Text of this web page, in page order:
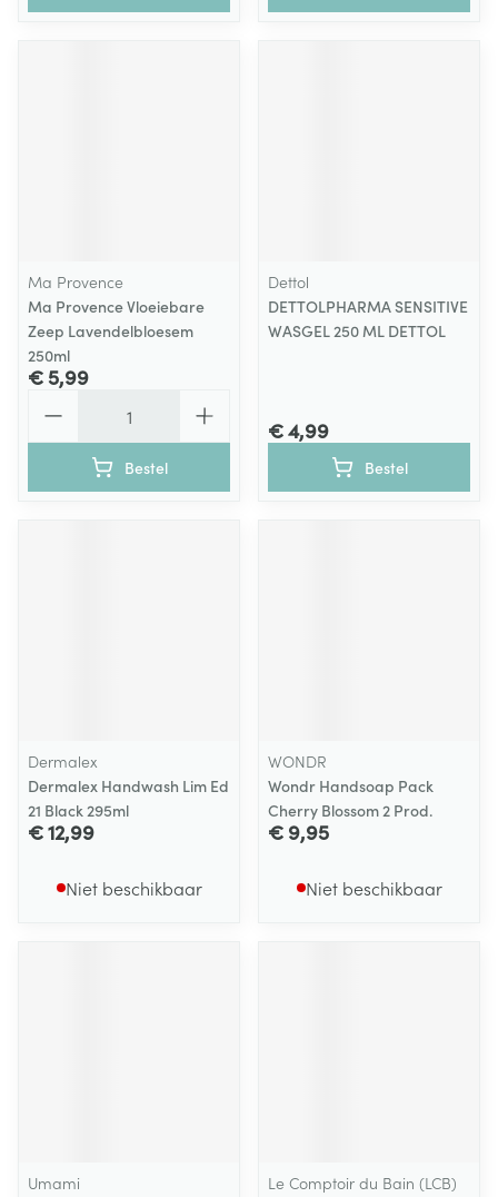
Ma Provence
Ma Provence Vloeiebare
Zeep Lavendelbloesem
250ml
€ 5,99
Bestel
Dettol
DETTOLPHARMA SENSITIVE
WASGEL 250 ML DETTOL
€ 4,99
Bestel
Dermalex
Dermalex Handwash Lim Ed
21 Black 295ml
€ 12,99
Niet beschikbaar
WONDR
Wondr Handsoap Pack
Cherry Blossom 2 Prod.
€ 9,95
Niet beschikbaar
Umami
Le Comptoir du Bain (LCB)